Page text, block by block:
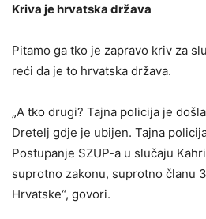
Kriva je hrvatska država
Pitamo ga tko je zapravo kriv za
reći da je to hrvatska država.
„A tko drugi? Tajna policija je
Dretelj gdje je ubijen. Tajna
Postupanje SZUP-a u slučaju
suprotno zakonu, suprotno članu
Hrvatske“, govori.